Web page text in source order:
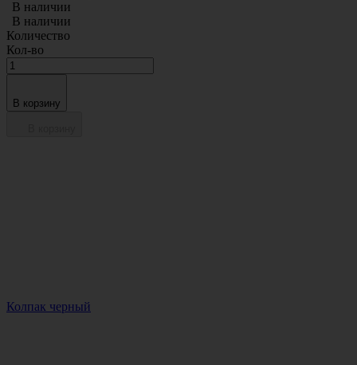
В наличии
В наличии
Количество
Кол-во
В корзину
Колпак черный